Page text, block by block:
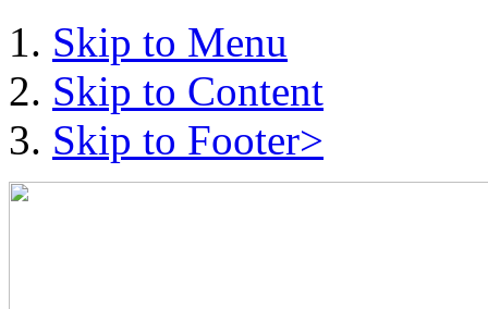
Skip to Menu
Skip to Content
Skip to Footer>